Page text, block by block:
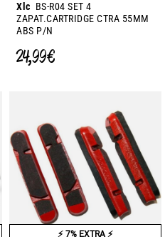
Xlc BS-R04 SET 4
ZAPAT.CARTRIDGE CTRA 55MM
ABS P/N
24,99 €
⚡ 7% EXTRA ⚡